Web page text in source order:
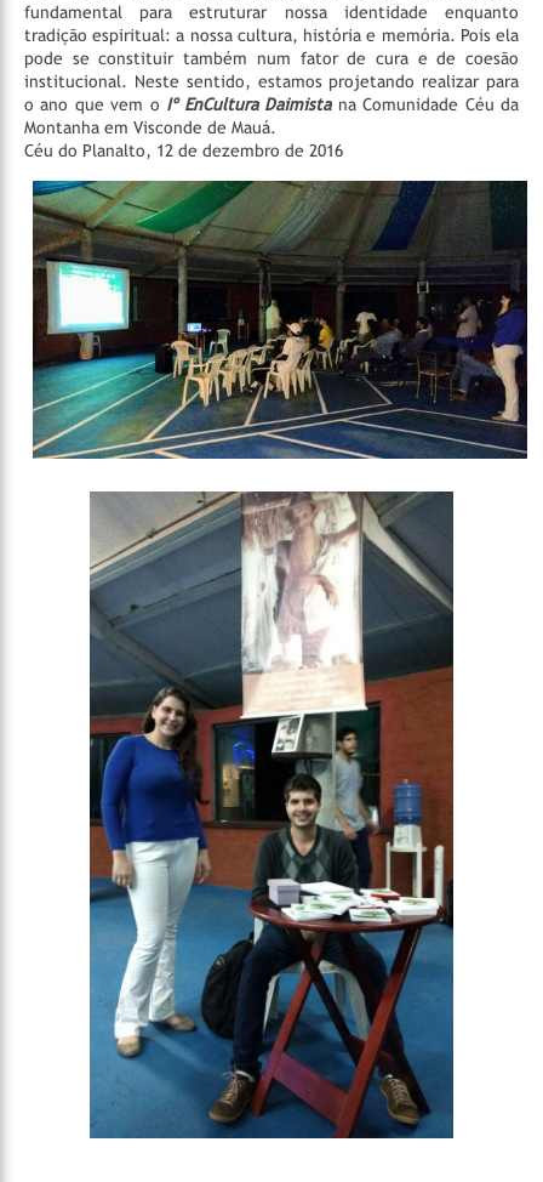
fundamental para estruturar nossa identidade enquanto
tradição espiritual: a nossa cultura, história e memória. Pois ela
pode se constituir também num fator de cura e de coesão
institucional. Neste sentido, estamos projetando realizar para
o ano que vem o Iº EnCultura Daimistana Comunidade Céu da
Montanha em Visconde de Mauá.
Céu do Planalto, 12 de dezembro de 2016